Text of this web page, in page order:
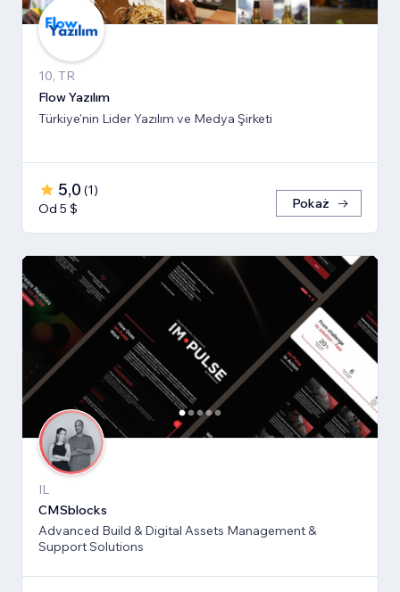
10, TR
Flow Yazılım
Türkiye'nin Lider Yazılım ve Medya Şirketi
5,0 (1)
Od 5 $
Pokaż
IL
CMSblocks
Advanced Build & Digital Assets Management &
Support Solutions